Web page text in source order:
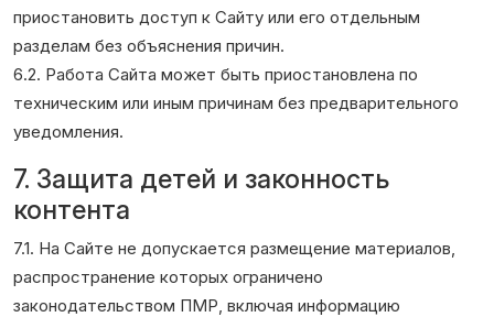
приостановить доступ к Сайту или его отдельным
разделам без объяснения причин.
6.2. Работа Сайта может быть приостановлена по
техническим или иным причинам без предварительного
уведомления.
7. Защита детей и законность
контента
7.1. На Сайте не допускается размещение материалов,
распространение которых ограничено
законодательством ПМР, включая информацию